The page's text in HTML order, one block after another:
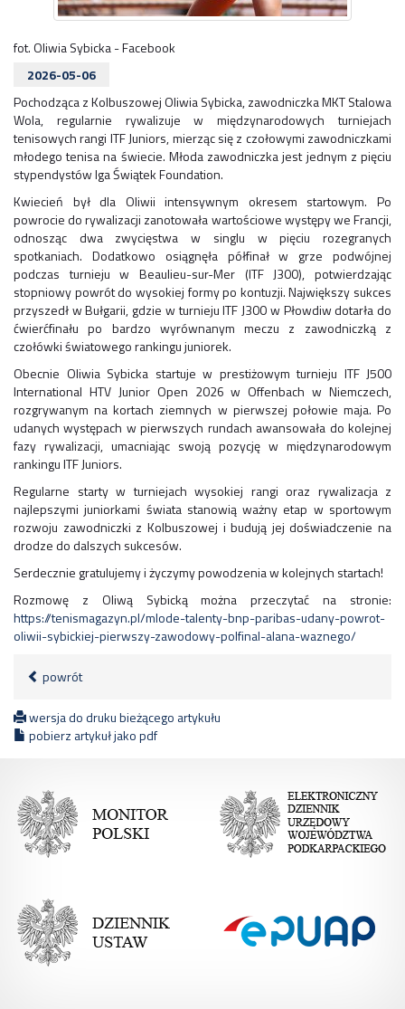
fot. Oliwia Sybicka - Facebook
2026-05-06
Pochodząca z Kolbuszowej Oliwia Sybicka, zawodniczka MKT Stalowa
Wola, regularnie rywalizuje w międzynarodowych turniejach
tenisowych rangi ITF Juniors, mierząc się z czołowymi zawodniczkami
młodego tenisa na świecie. Młoda zawodniczka jest jednym z pięciu
stypendystów Iga Świątek Foundation.
Kwiecień był dla Oliwii intensywnym okresem startowym. Po
powrocie do rywalizacji zanotowała wartościowe występy we Francji,
odnosząc dwa zwycięstwa w singlu w pięciu rozegranych
spotkaniach. Dodatkowo osiągnęła półfinał w grze podwójnej
podczas turnieju w Beaulieu-sur-Mer (ITF J300), potwierdzając
stopniowy powrót do wysokiej formy po kontuzji. Największy sukces
przyszedł w Bułgarii, gdzie w turnieju ITF J300 w Płowdiw dotarła do
ćwierćfinału po bardzo wyrównanym meczu z zawodniczką z
czołówki światowego rankingu juniorek.
Obecnie Oliwia Sybicka startuje w prestiżowym turnieju ITF J500
International HTV Junior Open 2026 w Offenbach w Niemczech,
rozgrywanym na kortach ziemnych w pierwszej połowie maja. Po
udanych występach w pierwszych rundach awansowała do kolejnej
fazy rywalizacji, umacniając swoją pozycję w międzynarodowym
rankingu ITF Juniors.
Regularne starty w turniejach wysokiej rangi oraz rywalizacja z
najlepszymi juniorkami świata stanowią ważny etap w sportowym
rozwoju zawodniczki z Kolbuszowej i budują jej doświadczenie na
drodze do dalszych sukcesów.
Serdecznie gratulujemy i życzymy powodzenia w kolejnych startach!
Rozmowę z Oliwą Sybicką można przeczytać na stronie:
https://tenismagazyn.pl/mlode-talenty-bnp-paribas-udany-powrot-
oliwii-sybickiej-pierwszy-zawodowy-polfinal-alana-waznego/
powrót
wersja do druku bieżącego artykułu
pobierz artykuł jako pdf